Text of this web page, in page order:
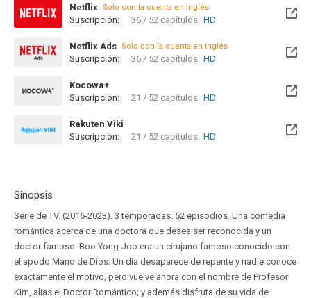
Netflix Solo con la cuenta en inglés
Suscripción: 36 / 52 capítulos HD
Netflix Ads Solo con la cuenta en inglés
Suscripción: 36 / 52 capítulos HD
Kocowa+
Suscripción:
21 / 52 capítulos HD
Rakuten Viki
Suscripción:
21 / 52 capítulos HD
Sinopsis
Serie de TV. (2016-2023). 3 temporadas. 52 episodios. Una comedia
romántica acerca de una doctora que desea ser reconocida y un
doctor famoso. Boo Yong-Joo era un cirujano famoso conocido con
el apodo Mano de Dios. Un día desaparece de repente y nadie conoce
exactamente el motivo, pero vuelve ahora con el nombre de Profesor
Kim, alias el Doctor Romántico; y además disfruta de su vida de